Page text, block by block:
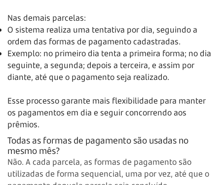
Nas demais parcelas:
O sistema realiza uma tentativa por dia, seguindo a
ordem das formas de pagamento cadastradas.
Exemplo: no primeiro dia tenta a primeira forma; no dia
seguinte, a segunda; depois a terceira, e assim por
diante, até que o pagamento seja realizado.
Esse processo garante mais flexibilidade para manter
os pagamentos em dia e seguir concorrendo aos
prêmios.
Todas as formas de pagamento são usadas no
mesmo mês?
Não. A cada parcela, as formas de pagamento são
utilizadas de forma sequencial, uma por vez, até que o